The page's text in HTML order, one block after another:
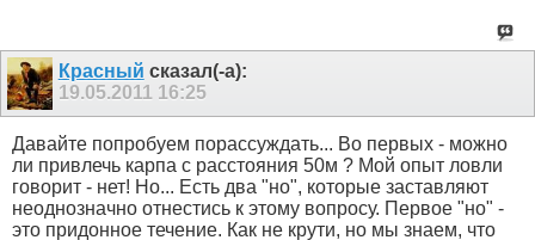
Красный сказал(-а):
19.05.2011 16:25
Давайте попробуем порассуждать... Во первых - можно
ли привлечь карпа с расстояния 50м ? Мой опыт ловли
говорит - нет! Но... Есть два "но", которые заставляют
неоднозначно отнестись к этому вопросу. Первое "но" -
это придонное течение. Как не крути, но мы знаем, что